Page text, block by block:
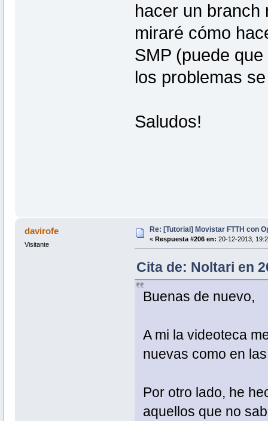
hacer un branch
miraré cómo
SMP (puede
los problemas
Saludos!
davirofe
Visitante
Re: [Tutorial] Movistar FTTH con
« Respuesta #206 en: 20-12-2013,
Cita de: Noltari en
Buenas de nuevo,
A mi la videoteca
nuevas como en
Por otro lado, he
aquellos que no